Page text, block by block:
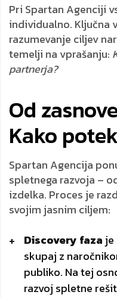
Pri Spartan Agenciji
individualno. Ključna
razumevanje ciljev
temelji na vprašanju:
partnerja?
Od
Kako
Spartan Agencija
spletnega razvoja –
izdelka. Proces je
svojim jasnim ciljem:
Discovery faza je
skupaj z
publiko. Na tej
razvoj spletne